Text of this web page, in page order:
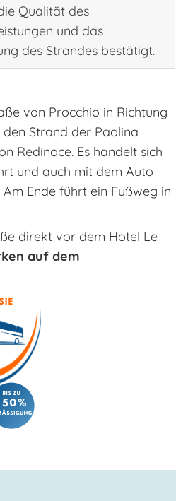
Qualität des
und das
des Strandes bestätigt.
von Procchio in Richtung
Strand der Paolina
Redinoce. Es handelt sich
und auch mit dem Auto
Ende führt ein Fußweg in
direkt vor dem Hotel Le
auf dem